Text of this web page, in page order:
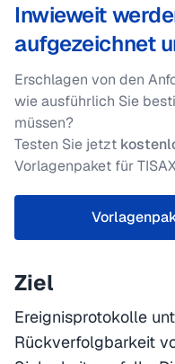
Inwieweit
aufgezeichnet
Erschlagen von den
wie ausführlich Sie
müssen?
Testen Sie jetzt
Vorlagenpaket für
Ziel
Ereignisprotokolle
Rückverfolgbarkeit